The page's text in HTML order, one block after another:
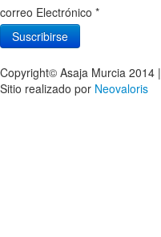
correo Electrónico *
Copyright© Asaja Murcia 2014 |
Sitio realizado por Neovaloris